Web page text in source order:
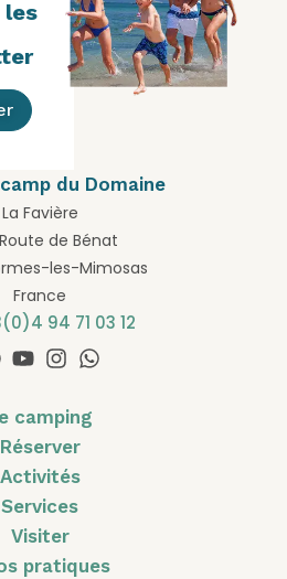
du Domaine
La Favière
de Bénat
les-Mimosas
France
94 71 03 12
les
camping
Réserver
Activités
Services
Visiter
pratiques